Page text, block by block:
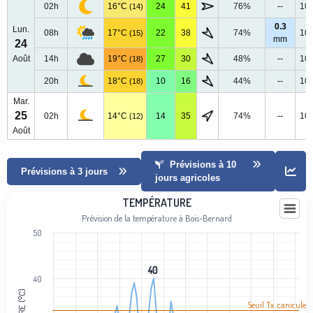
Lun.
24
Août
02h 16°C (14) 24 41 76% --
08h 17°C (15) 22 38 74%
0.3
mm
14h 19°C (18) 27 30 48% --
20h 18°C (18) 10 16 44% --
Mar.
25
Août
02h 14°C (12) 14 35 74% --
Prévisions à 3 jours
Prévisions à 10
jours agricoles
Line chart with 101 data points.
Prévision de la température à Bois-Bernard
The chart has 1 X axis displaying categories.
The chart has 1 Y axis displaying Température (°C). Data ranges
TEMPÉRATURE
Prévision de la température à Bois-Bernard
40
40
40
50
Seuil Tx. canicule